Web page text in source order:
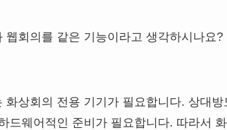
웹회의를 같은 기능이라고 생각하시나요
화상회의 전용 기기가 필요합니다. 상대
드웨어적인 준비가 필요합니다. 따라서